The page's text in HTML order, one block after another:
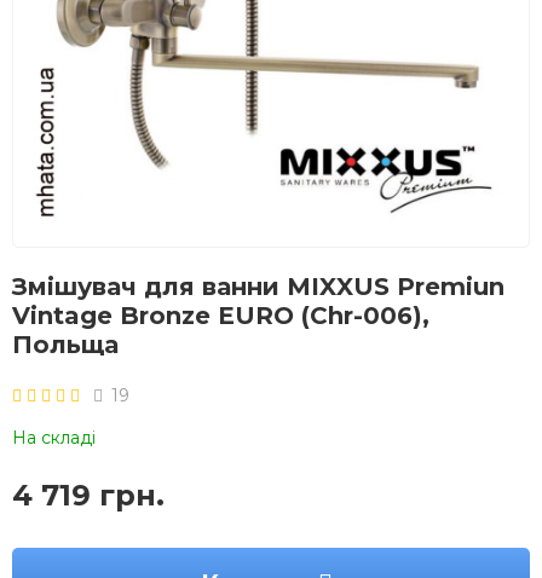
Змішувач для ванни MIXXUS Premiun
Vintage Bronze EURO (Chr-006),
Польща
19
На складі
4 719 грн.